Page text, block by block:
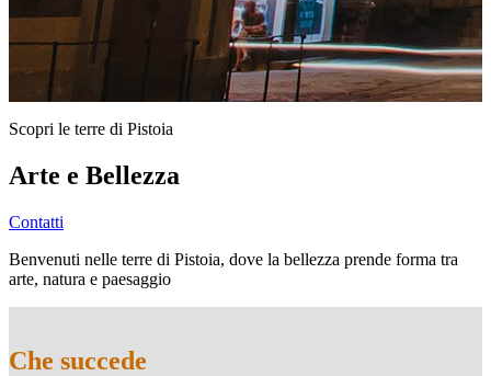
Scopri le terre di Pistoia
Arte e Bellezza
Contatti
Benvenuti nelle terre di Pistoia, dove la bellezza prende forma tra
arte, natura e paesaggio
Che succede